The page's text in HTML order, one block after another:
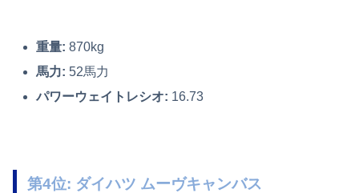
重量: 870kg
馬力: 52馬力
パワーウェイトレシオ: 16.73
第4位: ダイハツ ムーヴキャンバス